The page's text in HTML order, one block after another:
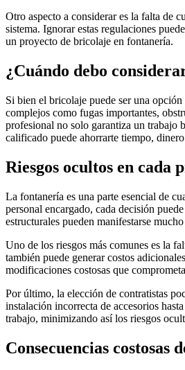
Otro aspecto a considerar es la falta de
sistema. Ignorar estas regulaciones
un proyecto de bricolaje en fontanería.
¿Cuándo debo
Si bien el bricolaje puede ser una
complejos como fugas importantes,
profesional no solo garantiza un trabajo
calificado puede ahorrarte tiempo,
Riesgos ocultos en cada
La fontanería es una parte esencial de
personal encargado, cada decisión
estructurales pueden manifestarse
Uno de los riesgos más comunes es la
también puede generar costos
modificaciones costosas que
Por último, la elección de contratistas
instalación incorrecta de accesorios
trabajo, minimizando así los riesgos
Consecuencias costosas